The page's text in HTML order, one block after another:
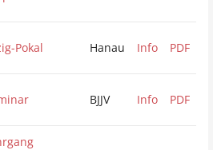
Pokal Hanau Info PDF
BJJV Info PDF